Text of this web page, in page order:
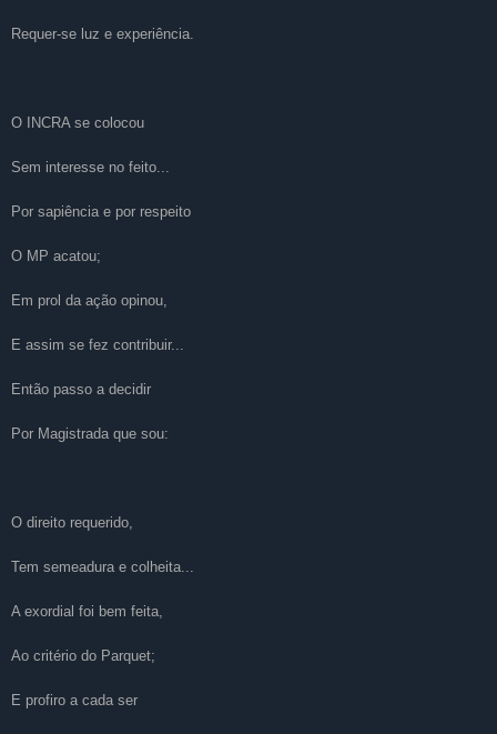
Requer-se luz e experiência.
O INCRA se colocou
Sem interesse no feito...
Por sapiência e por respeito
O MP acatou;
Em prol da ação opinou,
E assim se fez contribuir...
Então passo a decidir
Por Magistrada que sou:
O direito requerido,
Tem semeadura e colheita...
A exordial foi bem feita,
Ao critério do Parquet;
E profiro a cada ser